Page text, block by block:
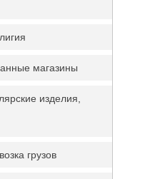
магазины
изделия,
грузов